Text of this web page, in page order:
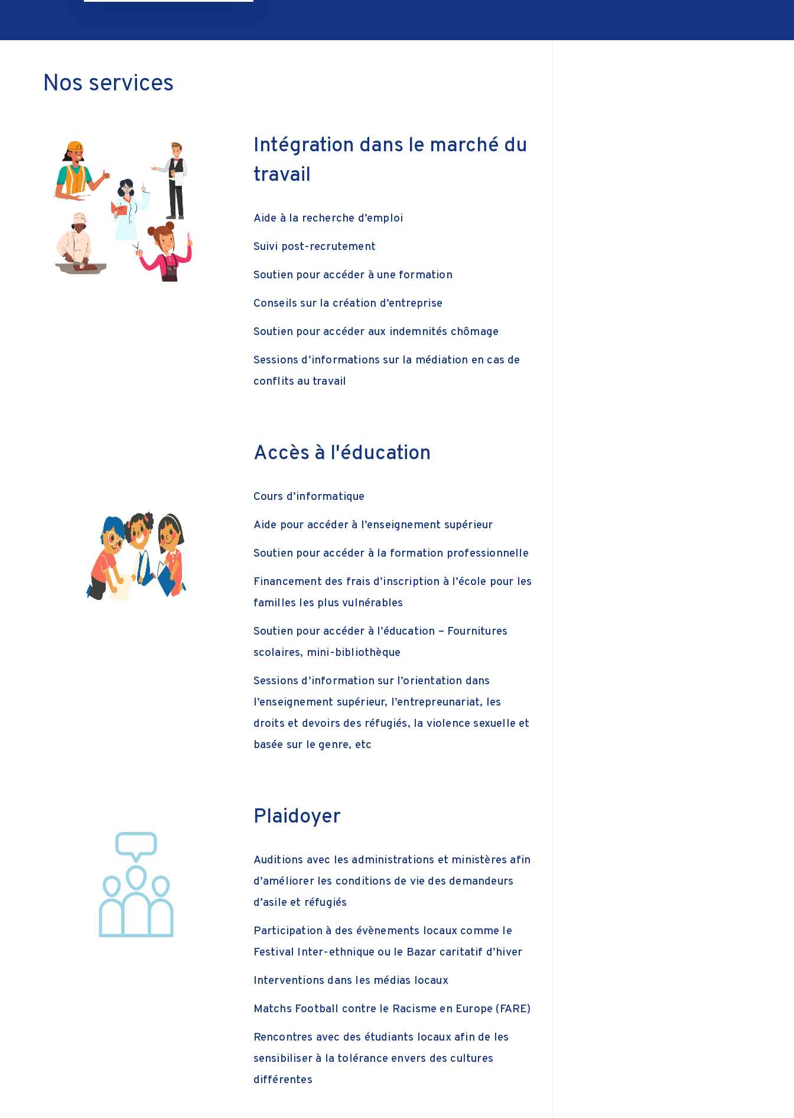
Nos services
Intégration dans le marché du
travail
Aide à la recherche d’emploi
Suivi post-recrutement
Soutien pour accéder à une formation
Conseils sur la création d’entreprise
Soutien pour accéder aux indemnités chômage
Sessions d’informations sur la médiation en cas de
conflits au travail
Accès à l'éducation
Cours d’informatique
Aide pour accéder à l’enseignement supérieur
Soutien pour accéder à la formation professionnelle
Financement des frais d’inscription à l’école pour les
familles les plus vulnérables
Soutien pour accéder à l’éducation – Fournitures
scolaires, mini-bibliothèque
Sessions d’information sur l’orientation dans
l’enseignement supérieur, l’entrepreunariat, les
droits et devoirs des réfugiés, la violence sexuelle et
basée sur le genre, etc
Plaidoyer
Auditions avec les administrations et ministères afin
d’améliorer les conditions de vie des demandeurs
d’asile et réfugiés
Participation à des évènements locaux comme le
Festival Inter-ethnique ou le Bazar caritatif d’hiver
Interventions dans les médias locaux
Matchs Football contre le Racisme en Europe (FARE)
Rencontres avec des étudiants locaux afin de les
sensibiliser à la tolérance envers des cultures
différentes